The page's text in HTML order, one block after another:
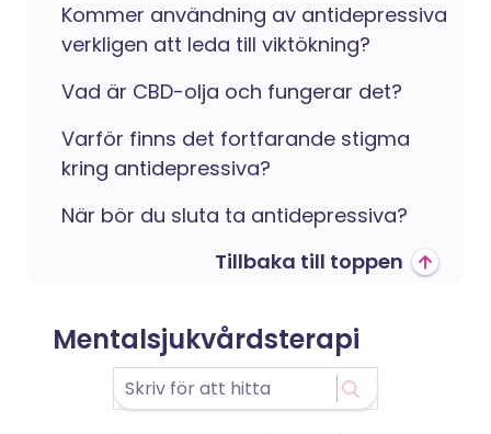
Kommer användning av antidepressiva
verkligen att leda till viktökning?
Vad är CBD-olja och fungerar det?
Varför finns det fortfarande stigma
kring antidepressiva?
När bör du sluta ta antidepressiva?
Tillbaka till toppen
Mentalsjukvårdsterapi